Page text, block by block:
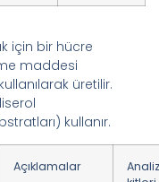
için bir hücre
maddesi
üretilir.
kullanır.
Açıklamalar
Analiz